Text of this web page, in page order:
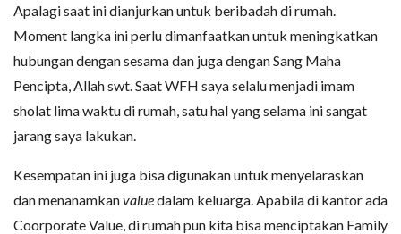
Apalagi saat ini dianjurkan untuk beribadah di rumah.
Moment langka ini perlu dimanfaatkan untuk meningkatkan
hubungan dengan sesama dan juga dengan Sang Maha
Pencipta, Allah swt. Saat WFH saya selalu menjadi imam
sholat lima waktu di rumah, satu hal yang selama ini sangat
jarang saya lakukan.
Kesempatan ini juga bisa digunakan untuk menyelaraskan
dan menanamkanvaluedalam keluarga. Apabila di kantor ada
Coorporate Value, di rumah pun kita bisa menciptakan Family